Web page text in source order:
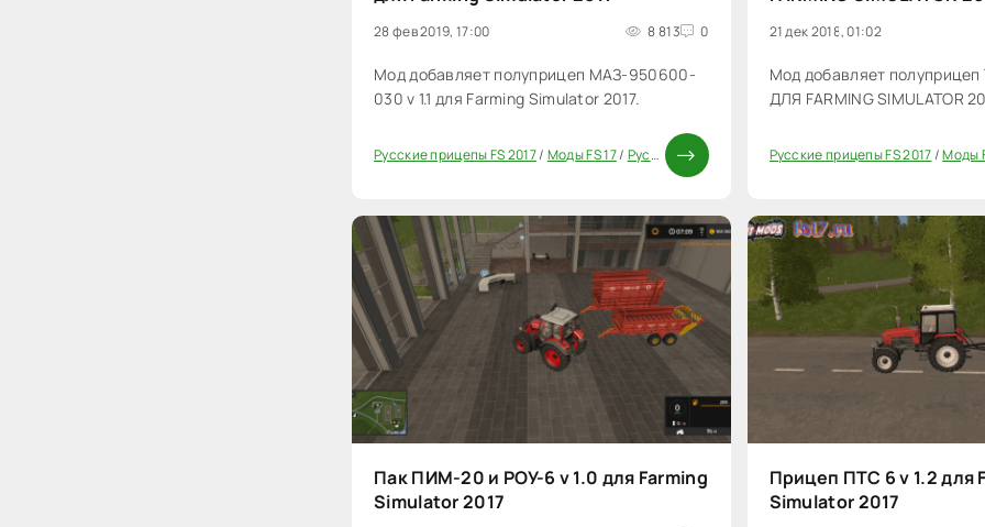
28 фев 2019, 17:00 8 813 0
Мод добавляет полуприцеп МАЗ-950600-
030 v 1.1 для Farming Simulator 2017.
Русские прицепы FS 2017/ Моды FS 17/ Русские моды для FS 17 /Прицепы для FS 17/Моды ФС
21 дек 2018, 01:02
Мод добавляет полуприцеп
ДЛЯ FARMING SIMULATOR
20
Русские прицепы FS 2017/Моды
Пак ПИМ-20 и РОУ-6 v 1.0 для Farming
Simulator 2017
Прицеп ПТС 6 v 1.2 для
Simulator 2017